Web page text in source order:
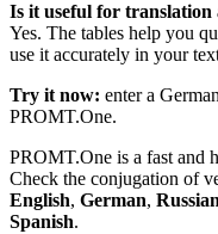
Is it useful for translation
Yes. The tables help you
use it accurately in your
Try it now: enter a
PROMT.One.
PROMT.One is a fast and
Check the conjugation of
English, German, Russian
Spanish.